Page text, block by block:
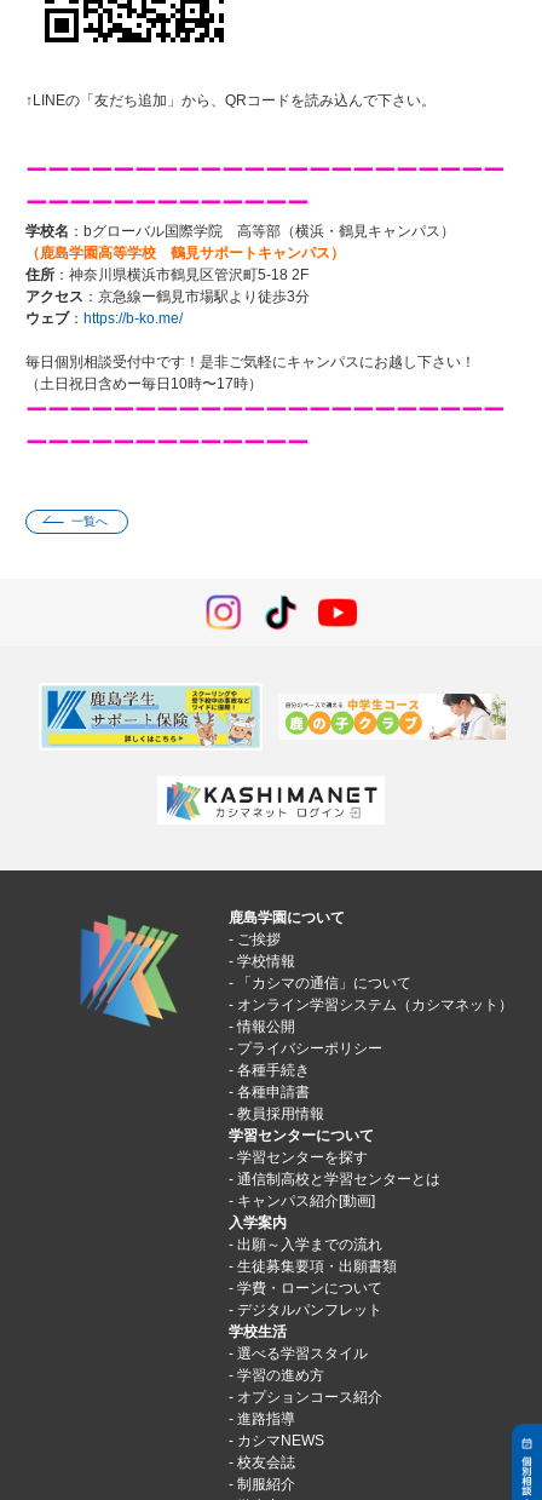
↑LINEの「友だち追加」から、QRコードを読み込んで下さい。
ーーーーーーーーーーーーーーーーーーーーーー
ーーーーーーーーーーーーー
学校名 ：bグローバル国際学院 高等部（横浜・鶴見キャンパス）
（鹿島学園高等学校 鶴見サポートキャンパス）
住所 ：神奈川県横浜市鶴見区管沢町5-18 2F
アクセス ：京急線ー鶴見市場駅より徒歩3分
ウェブ： https://b-ko.me/
毎日個別相談受付中です！是非ご気軽にキャンパスにお越し下さい！
（土日祝日含めー毎日10時〜17時）
ーーーーーーーーーーーーーーーーーーーーーー
ーーーーーーーーーーーーー
一覧へ
鹿島学園について
ご挨拶
学校情報
「カシマの通信」について
オンライン学習システム（カシマネット）
情報公開
プライバシーポリシー
各種手続き
各種申請書
教員採用情報
学習センターについて
学習センターを探す
通信制高校と学習センターとは
キャンパス紹介[動画]
入学案内
出願～入学までの流れ
生徒募集要項・出願書類
学費・ローンについて
デジタルパンフレット
学校生活
選べる学習スタイル
学習の進め方
オプションコース紹介
進路指導
カシマNEWS
校友会誌
制服紹介